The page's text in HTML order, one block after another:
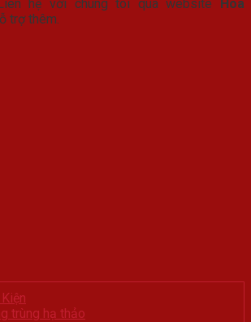
hệ với chúng tôi qua website
Hoa
trợ thêm.
trùng hạ thảo